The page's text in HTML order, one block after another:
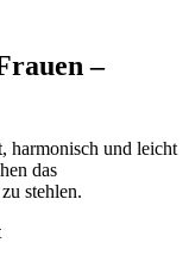
–
harmonisch und leicht
das
stehlen.